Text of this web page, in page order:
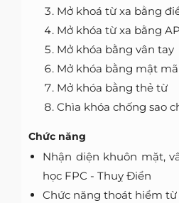
Mở khoá từ xa bằng
Mở khóa từ xa bằng
Mở khóa bằng vân tay
Mở khóa bằng mật mã
Mở khóa bằng thẻ từ
Chìa khóa chống sao
Chức năng
Nhận diện khuôn mặt,
học FPC - Thuỵ Điển
Chức năng thoát hiểm